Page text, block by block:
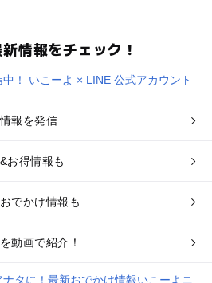
情報をチェック！
報を発信
お得情報も
でかけ情報も
動画で紹介！